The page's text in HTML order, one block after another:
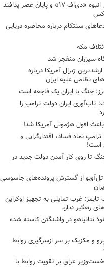
استقرار انبوه «دی‌اف‑۱۷» و پایان عصر پدافند
سنتکام درباره محاصره دریایی
مکه
سیزران منفجر شد
ژنرال آمریکا درباره
نظامی علیه ایران
جنگ با ایران یک فاجعه است
تاب‌آوری ایران دولت ترامپ را
افول هژمونی آمریکا شد!
نماد فساد، اقتدارگرایی و
است!
تا روی کار آمدن دولت جدید در
تل‌آویو از گسترش پرونده‌های جاسوسی
تایمز: غرب تمایلی به تجهیز اوکراین
رهگیر ندارد
نتانیاهو در واشنگتن کاسته شده
و مکزیک بر سر ازسرگیری روابط
عراق بر تقویت روابط با